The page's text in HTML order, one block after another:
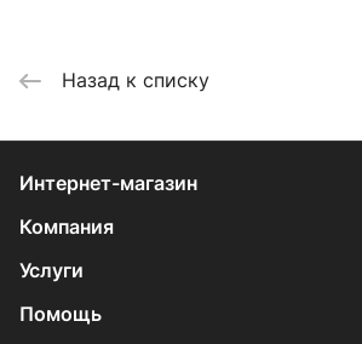
Назад к списку
Интернет-магазин
Компания
Услуги
Помощь